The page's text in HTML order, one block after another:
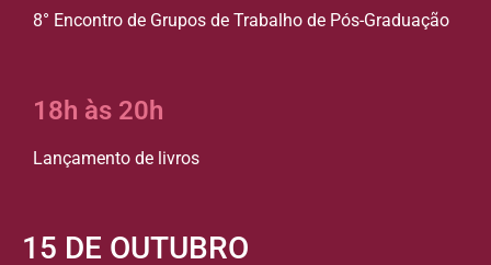
8° Encontro de Grupos de Trabalho de Pós-Graduação
18h às 20h
Lançamento de livros
15 DE OUTUBRO